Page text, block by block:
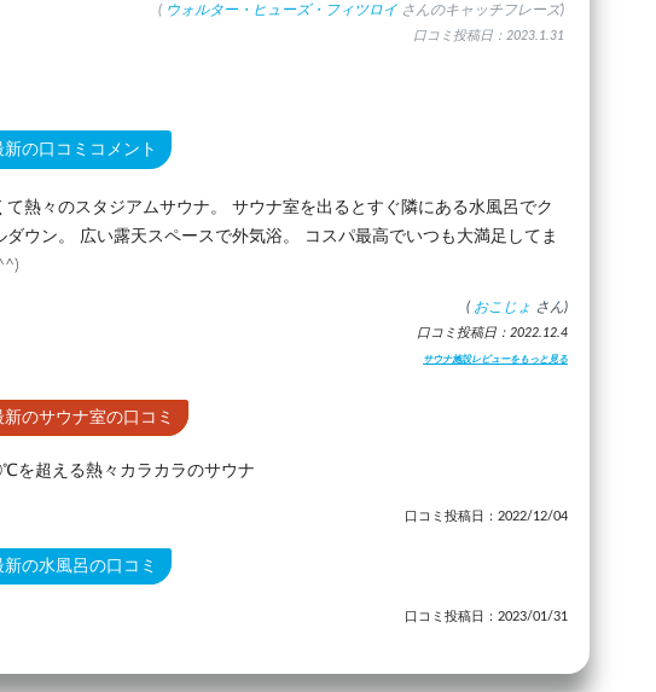
( ウォルター・ヒューズ・フィツロイ さんのキャッチフレーズ)
口コミ投稿日：2023.1.31
新の口コミコメント
て熱々のスタジアムサウナ。 サウナ室を出るとすぐ隣にある水風呂でク
ダウン。 広い露天スペースで外気浴。 コスパ最高でいつも大満足してま
( おこじょ さん)
口コミ投稿日：2022.12.4
サウナ施設レビューをもっと見る
新のサウナ室の口コミ
を超える熱々カラカラのサウナ
口コミ投稿日：2022/12/04
新の水風呂の口コミ
口コミ投稿日：2023/01/31